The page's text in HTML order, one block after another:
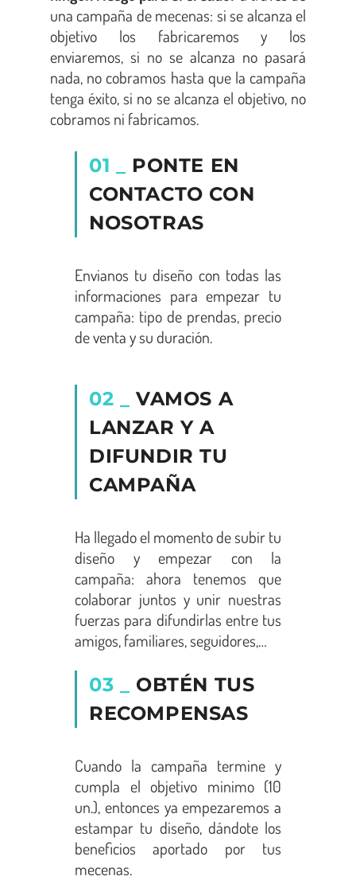
una campaña de mecenas: si se alcanza el
objetivo los fabricaremos y los
enviaremos, si no se alcanza no pasará
nada, no cobramos hasta que la campaña
tenga éxito, si no se alcanza el objetivo, no
cobramos ni fabricamos.
01 _
PONTE EN
CONTACTO CON
NOSOTRAS
Envianos tu diseño con todas las
informaciones para empezar tu
campaña: tipo de prendas, precio
de venta y su duración.
02 _
VAMOS A
LANZAR Y A
DIFUNDIR TU
CAMPAÑA
Ha llegado el momento de subir tu
diseño y empezar con la
campaña: ahora tenemos que
colaborar juntos y unir nuestras
fuerzas para difundirlas entre tus
amigos, familiares, seguidores,…
03 _
OBTÉN TUS
RECOMPENSAS
Cuando la campaña termine y
cumpla el objetivo minimo (10
un.), entonces ya empezaremos a
estampar tu diseño, dándote los
beneficios aportado por tus
mecenas.